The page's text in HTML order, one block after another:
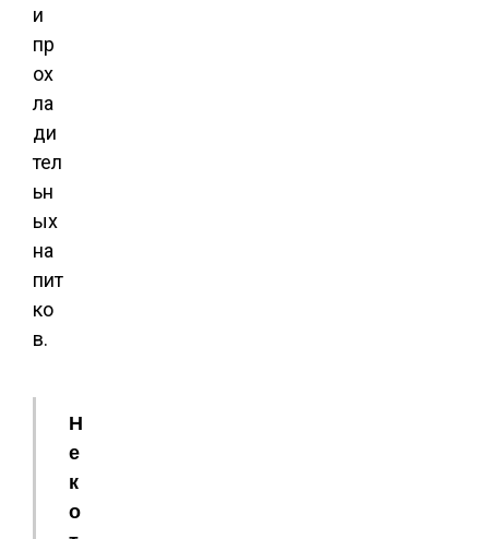
и
пр
ох
ла
ди
тел
ьн
ых
на
пит
ко
в.
Н
е
к
о